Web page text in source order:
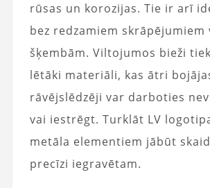
rūsas un korozijas. Tie ir arī
bez redzamiem skrāpējumiem
šķembām. Viltojumos bieži
lētāki materiāli, kas ātri
rāvējslēdzēji var darboties
vai iestrēgt. Turklāt LV
metāla elementiem jābūt
precīzi iegravētam.